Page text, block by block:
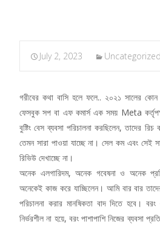
July 2, 2023 Uncategorized
গরীবের কথা বাসি হলে ফলে.. ২০২১ সালের
ফেসবুক সপ বা এফ কমার্স এক সময় Meta
বুষ্টিং বেস ব্যবসা পরিচালনা করছিলেন, তাদের
তেমন সারা পাওয়া যাচ্ছে না। সেল কম এবং সেই
রিভিউ দেখাচ্ছে না।
অনেক এলগারিদম, অনেক গবেষনা ও অনেক
অনেকেই কাজ করে যাচ্ছিলেন। আমি বার বার
পরিচালনা করার মানষিকতা বাদ দিতে হবে।
নির্ভরশীল না হয়ে, বরং পাশাপাশি নিজের ব্যবসা